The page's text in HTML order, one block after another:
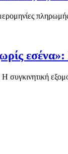
Η συγκινητική